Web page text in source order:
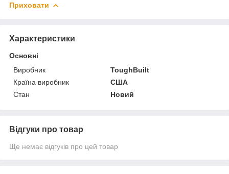
Приховати
Характеристики
Основні
Виробник
ToughBuilt
Країна виробник
США
Стан
Новий
Відгуки про товар
Ще немає відгуків про цей товар